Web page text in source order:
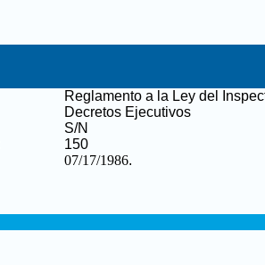
Reglamento a la Ley del
Decretos Ejecutivos
S/N
150
07/17/1986.